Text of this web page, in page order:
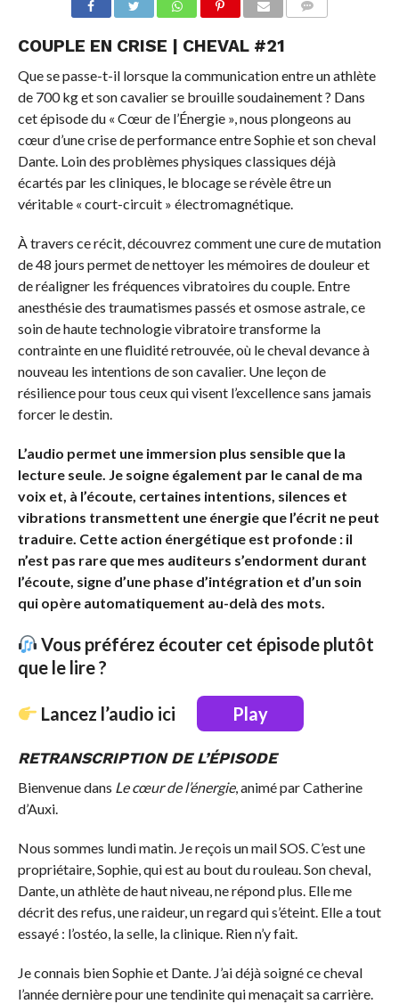
COUPLE EN CRISE | CHEVAL #21
Que se passe-t-il lorsque la communication entre un athlète
de 700 kg et son cavalier se brouille soudainement ? Dans
cet épisode du « Cœur de l’Énergie », nous plongeons au
cœur d’une crise de performance entre Sophie et son cheval
Dante. Loin des problèmes physiques classiques déjà
écartés par les cliniques, le blocage se révèle être un
véritable « court-circuit » électromagnétique.
À travers ce récit, découvrez comment une cure de mutation
de 48 jours permet de nettoyer les mémoires de douleur et
de réaligner les fréquences vibratoires du couple. Entre
anesthésie des traumatismes passés et osmose astrale, ce
soin de haute technologie vibratoire transforme la
contrainte en une fluidité retrouvée, où le cheval devance à
nouveau les intentions de son cavalier. Une leçon de
résilience pour tous ceux qui visent l’excellence sans jamais
forcer le destin.
L’audio permet une immersion plus sensible que la
lecture seule. Je soigne également par le canal de ma
voix et, à l’écoute, certaines intentions, silences et
vibrations transmettent une énergie que l’écrit ne peut
traduire. Cette action énergétique est profonde : il
n’est pas rare que mes auditeurs s’endorment durant
l’écoute, signe d’une phase d’intégration et d’un soin
qui opère automatiquement au-delà des mots.
Vous préférez écouter cet épisode plutôt
que le lire ?
Lancez l’audio ici Play
RETRANSCRIPTION DE L’ÉPISODE
Bienvenue dans Le cœur de l’énergie, animé par Catherine
d’Auxi.
Nous sommes lundi matin. Je reçois un mail SOS. C’est une
propriétaire, Sophie, qui est au bout du rouleau. Son cheval,
Dante, un athlète de haut niveau, ne répond plus. Elle me
décrit des refus, une raideur, un regard qui s’éteint. Elle a tout
essayé : l’ostéo, la selle, la clinique. Rien n’y fait.
Je connais bien Sophie et Dante. J’ai déjà soigné ce cheval
l’année dernière pour une tendinite qui menaçait sa carrière.